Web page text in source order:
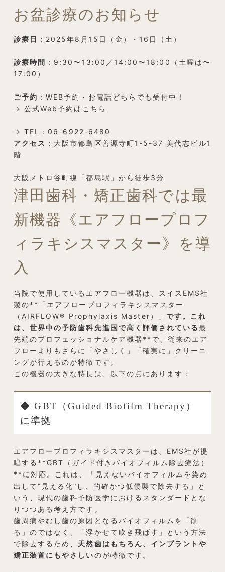
お盆診療のお知らせ
診療日 ：2025年8月15日（金）・16日（土）
診療時間 ：9:30〜13:00／14:00〜18:00（土曜は〜
17:00）
ご予約 ：WEB予約・お電話どちらでも受付中！
→公式Web予約はこちら
→ TEL：06-6922-6480
アクセス ：大阪市都島区善源寺町1-5-37 美代志ビル1
階
大阪メトロ谷町線「都島駅」から徒歩3分
津田歯科・矯正歯科では最
新機器《エアフロープロフ
ィラキシスマスター》を導
入
当院で使用しているエアフロー機器は、スイスEMS社
製の**「エアフロープロフィラキシスマスター
（AIRFLOW® Prophylaxis Master）」 です。これ
は、世界中の予防歯科先進国で高く評価されている最
先端のプロフェッショナルケア機器**で、従来のエア
フローよりもさらに「やさしく」「確実に」クリーニ
ングが行えるのが特徴です。
この機器の大きな特長は、以下の点にあります：
◆ GBT（Guided Biofilm Therapy）
に準拠
エアフロープロフィラキシスマスターは、EMS社が提
唱する**GBT（ガイド付きバイオフィルム除去療法）
**に対応。これは、「見えないバイオフィルムを染め
出して“見える化”し、的確かつ低侵襲で除去する」と
いう、現代の歯科予防医学におけるスタンダードとな
りつつある考え方です。
歯周病やむし歯の原因となるバイオフィルムを「削
る」のではなく、「浮かせて吹き飛ばす」という方法
で除去するため、 天然歯はもちろん、インプラントや
矯正装置にもやさしいのが特徴です。